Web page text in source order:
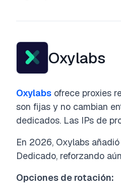
Oxylabs
Oxylabs ofrece proxies
son fijas y no cambian
dedicados. Las IPs de
En 2026, Oxylabs
Dedicado, reforzando
Opciones de rotación: